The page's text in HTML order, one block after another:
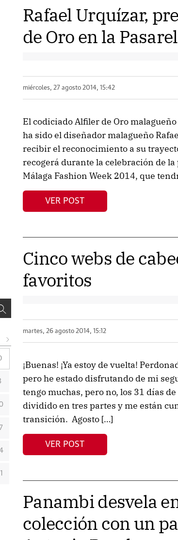
Rafael Urquízar,
de Oro en la
miércoles, 27 agosto 2014, 15:42
El codiciado Alfiler de Oro
ha sido el diseñador malagueño
recibir el reconocimiento a su
recogerá durante la celebración de
Málaga Fashion Week 2014, que
VER POST
Cinco webs de
favoritos
martes, 26 agosto 2014, 15:12
¡Buenas! ¡Ya estoy de vuelta!
pero he estado disfrutando de mi
tengo muchas, pero no, los 31 días
dividido en tres partes y me están
transición. Agosto […]
VER POST
Panambi desvela
colección con un